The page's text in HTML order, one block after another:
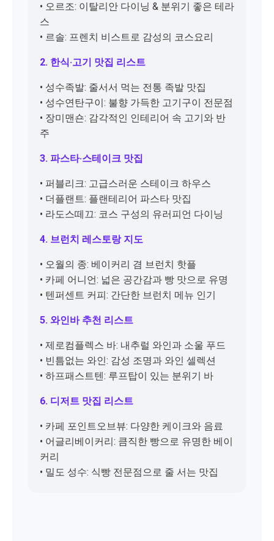
• 오르조: 이탈리안 다이닝 & 분위기 좋은 테라
스
• 르솔: 프렌치 비스트로 감성의 코스요리
2. 한식·고기 맛집 리스트
• 성수족발: 줄서서 먹는 전통 족발 맛집
• 성수연탄구이: 불향 가득한 고기구이 전문점
• 장미맨숀: 감각적인 인테리어 속 고기와 반
주
3. 파스타·스테이크 맛집
• 퍼블리크: 고급스러운 스테이크 하우스
• 더플랜트: 플랜테리어 파스타 맛집
• 라도스떼끄: 코스 구성의 유러피언 다이닝
4. 브런치 레스토랑 지도
• 오월의 종: 베이커리 겸 브런치 핫플
• 카페 어니언: 넓은 공간감과 빵 맛으로 유명
• 텐퍼센트 커피: 간단한 브런치 메뉴 인기
5. 와인바 추천 리스트
• 제로컴플렉스 바: 내추럴 와인과 소울 푸드
• 빈틈없는 와인: 감성 조명과 와인 셀렉션
• 하프패스트텐: 루프탑이 있는 분위기 바
6. 디저트 맛집 리스트
• 카페 포인트오브뷰: 다양한 케이크와 음료
• 어글리베이커리: 큼직한 빵으로 유명한 베이
커리
• 밀도 성수: 식빵 전문점으로 줄 서는 맛집